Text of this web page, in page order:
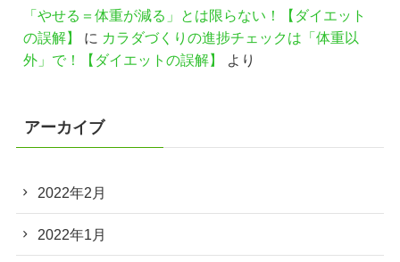
「やせる＝体重が減る」とは限らない！【ダイエット
の誤解】
に カラダづくりの進捗チェックは「体重以
外」で！【ダイエットの誤解】
より
アーカイブ
2022年2月
2022年1月